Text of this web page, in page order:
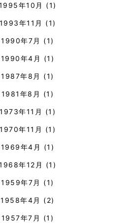
年10月 (1)
1993年11月 (1)
1990年7月 (1)
1990年4月 (1)
1987年8月 (1)
1981年8月 (1)
1973年11月 (1)
1970年11月 (1)
1969年4月 (1)
年12月 (1)
1959年7月 (1)
1958年4月 (2)
1957年7月 (1)